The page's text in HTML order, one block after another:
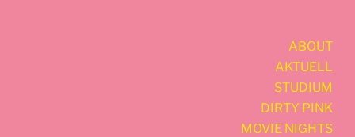
ABOUT
AKTUELL
STUDIUM
DIRTY PINK
MOVIE NIGHTS